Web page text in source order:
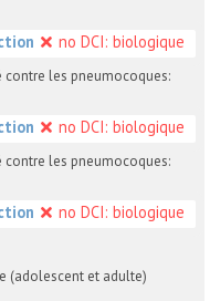
no DCI: biologique
contre les pneumocoques:
no DCI: biologique
contre les pneumocoques:
no DCI: biologique
(adolescent et adulte)